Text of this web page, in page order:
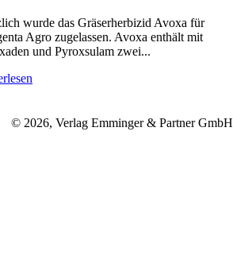
wurde das Gräserherbizid Avoxa für
Agro zugelassen. Avoxa enthält mit
und Pyroxsulam zwei...
© 2026, Verlag Emminger & Partner GmbH